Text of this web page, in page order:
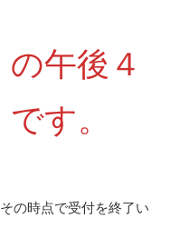
午後４
す。
の時点で受付を終了い